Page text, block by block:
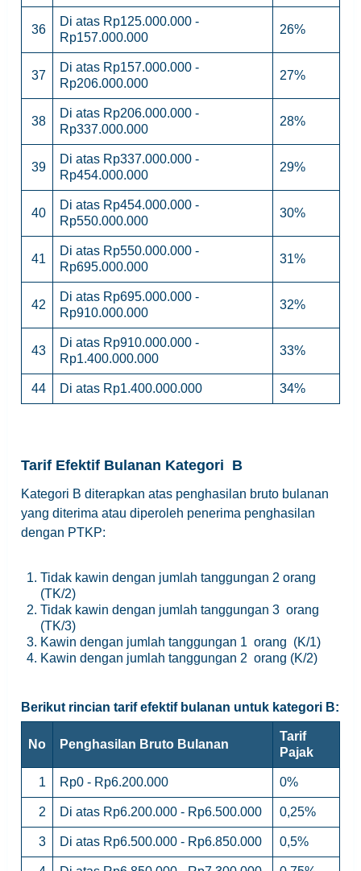
36
Di atas Rp125.000.000 -
Rp157.000.000
26%
37
Di atas Rp157.000.000 -
Rp206.000.000
27%
38
Di atas Rp206.000.000 -
Rp337.000.000
28%
39
Di atas Rp337.000.000 -
Rp454.000.000
29%
40
Di atas Rp454.000.000 -
Rp550.000.000
30%
41
Di atas Rp550.000.000 -
Rp695.000.000
31%
42
Di atas Rp695.000.000 -
Rp910.000.000
32%
43
Di atas Rp910.000.000 -
Rp1.400.000.000
33%
44 Di atas Rp1.400.000.000 34%
Tarif Efektif Bulanan Kategori B
Kategori B diterapkan atas penghasilan bruto bulanan
yang diterima atau diperoleh penerima penghasilan
dengan PTKP:
Tidak kawin dengan jumlah tanggungan 2 orang
(TK/2)
Tidak kawin dengan jumlah tanggungan 3 orang
(TK/3)
Kawin dengan jumlah tanggungan 1 orang (K/1)
Kawin dengan jumlah tanggungan 2 orang (K/2)
Berikut rincian tarif efektif bulanan untuk kategori B:
No Penghasilan Bruto Bulanan
Tarif
Pajak
1 Rp0 - Rp6.200.000 0%
2 Di atas Rp6.200.000 - Rp6.500.000 0,25%
3 Di atas Rp6.500.000 - Rp6.850.000 0,5%